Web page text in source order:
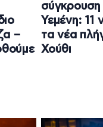
–
σύγκρουση
Υεμένη: 11
τα νέα
Χούθι